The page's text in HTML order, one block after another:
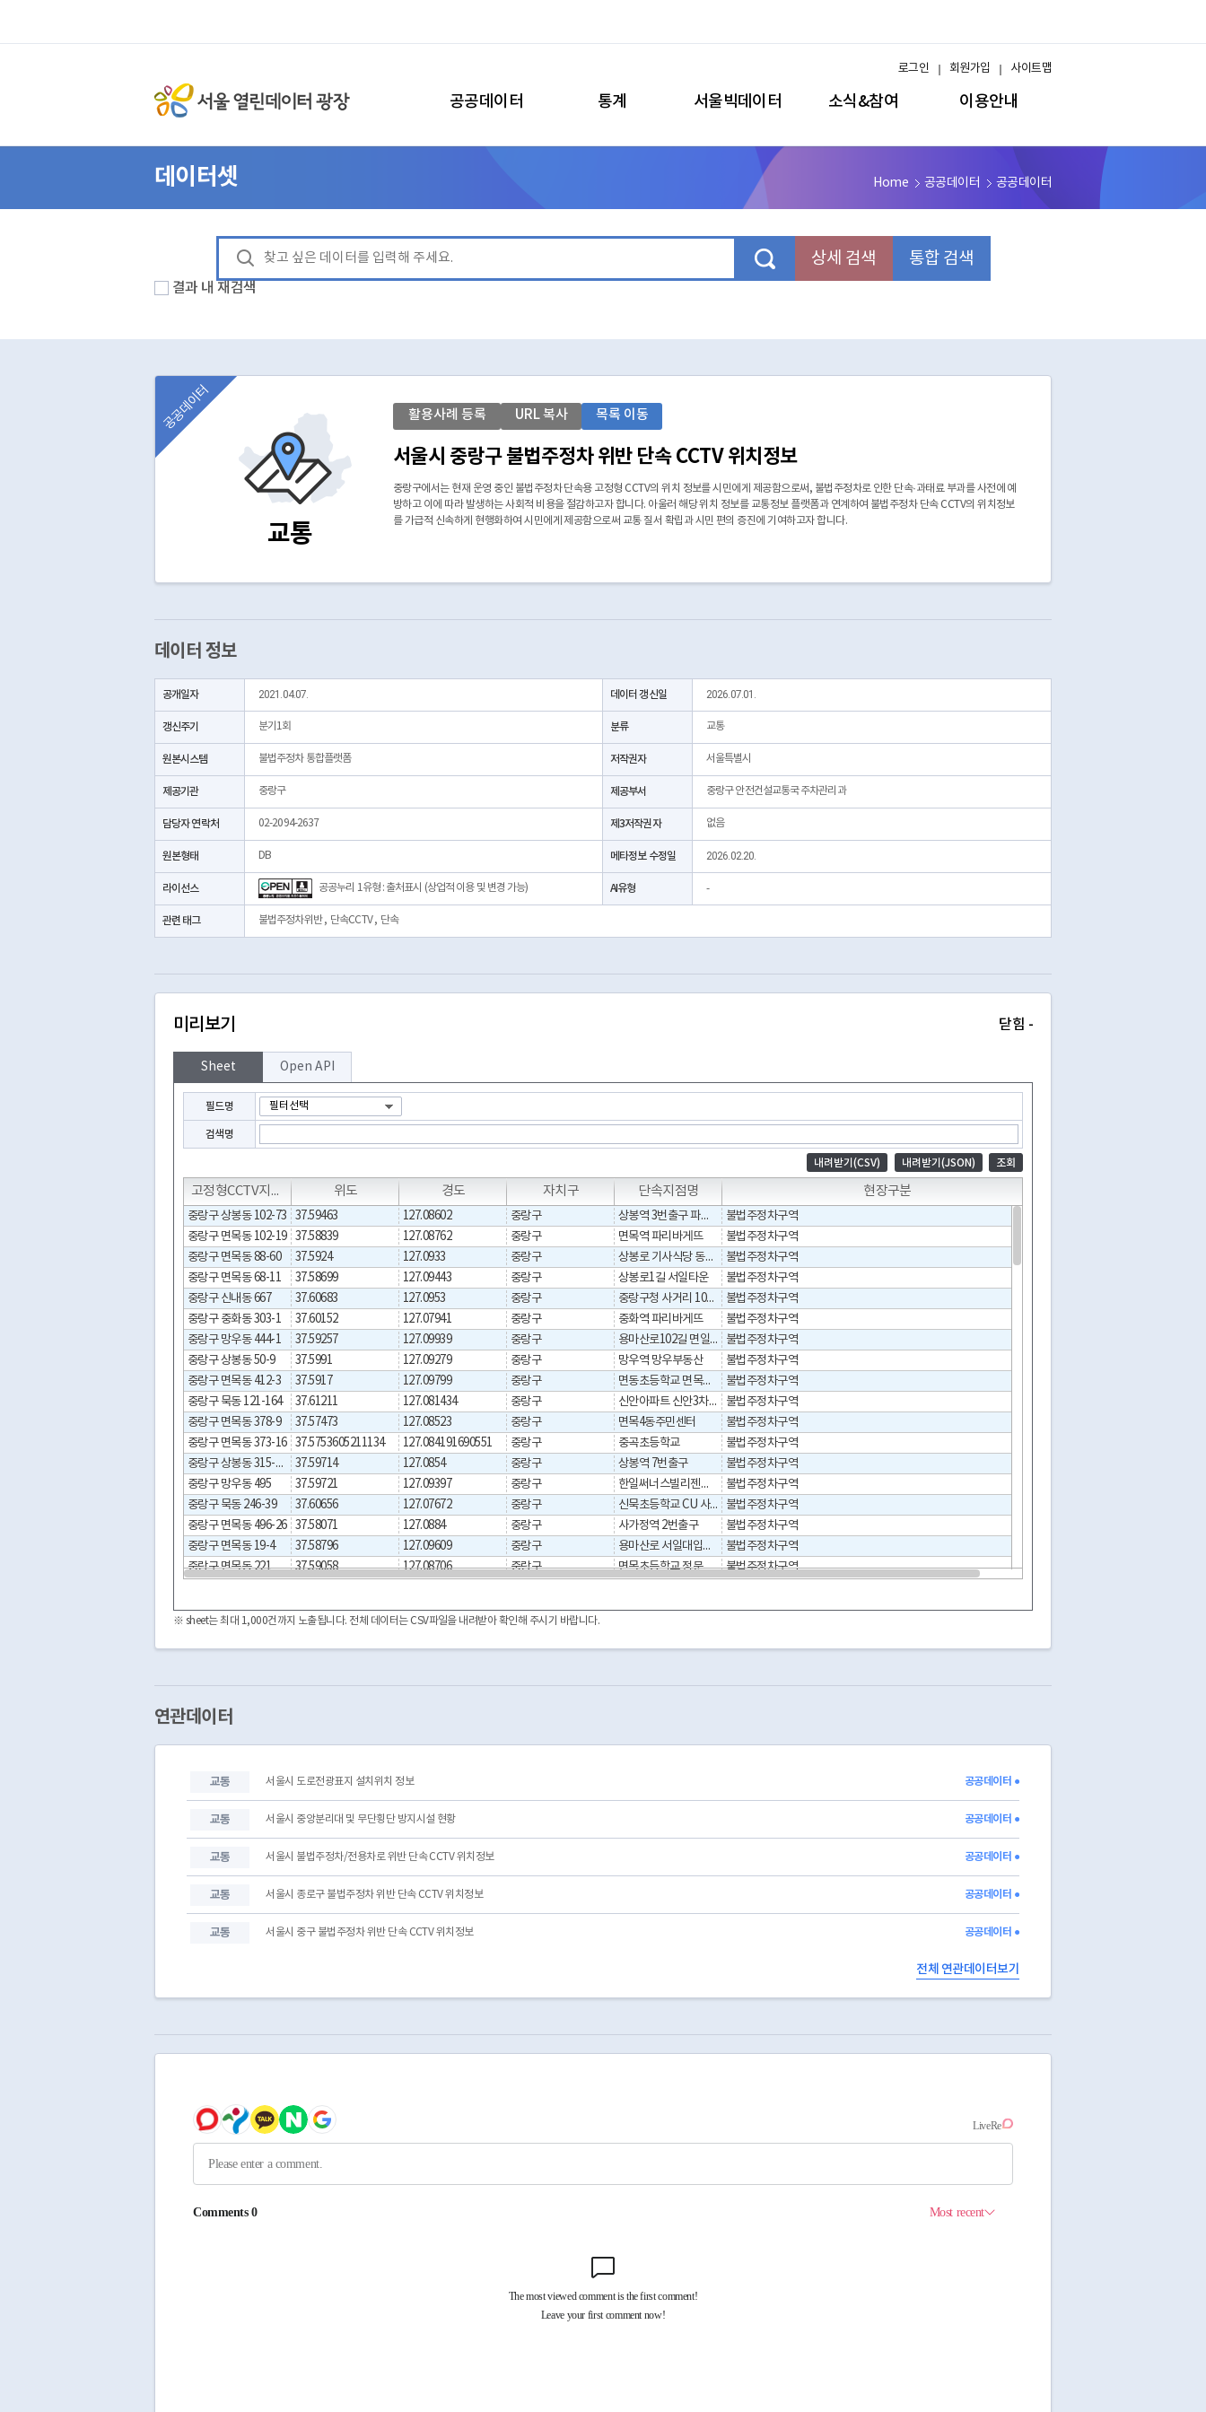
공공데이터 통계 서울빅데이터 소식&참여 이용안내
로그인 회원가입 사이트맵
데이터셋 Home 공공데이터 공공데이터
상세 검색 통합 검색
결과 내 재검색
교통
공공데이터 활용사례 등록 URL 복사 목록 이동
서울시 중랑구 불법주정차 위반 단속 CCTV 위치정보
중랑구에서는 현재 운영 중인 불법주정차 단속용 고정형 CCTV의 위치 정보를 시민에게 제공함으로써, 불법주정차로 인한 단속·과태료 부과를 사전에 예
방하고 이에 따라 발생하는 사회적 비용을 절감하고자 합니다. 아울러 해당 위치 정보를 교통정보 플랫폼과 연계하여 불법주정차 단속 CCTV의 위치정보
를 가급적 신속하게 현행화하여 시민에게 제공함으로써 교통 질서 확립과 시민 편의 증진에 기여하고자 합니다.
데이터 정보
공개일자 2021.04.07. 데이터 갱신일 2026.07.01.
갱신주기 분기1회 분류 교통
원본시스템 불법주정차 통합플랫폼 저작권자 서울특별시
제공기관 중랑구 제공부서 중랑구 안전건설교통국 주차관리과
담당자 연락처 02-2094-2637 제3저작권자 없음
원본형태 DB 메타정보 수정일 2026.02.20.
라이선스 공공누리 1유형 : 출처표시 (상업적 이용 및 변경 가능) AI유형 -
관련 태그 불법주정차위반, 단속CCTV, 단속
미리보기 닫힘 -
Sheet Open API
필드명
검색명
내려받기(CSV) 내려받기(JSON) 조회
고정형CCTV지번주소 위도 경도 자치구 단속지점명 현장구분
중랑구 상봉동 102-73 37.59463 127.08602 중랑구 상봉역 3번출구 파리바게뜨
불법주정차구역
중랑구 면목동 102-19 37.58839 127.08762 중랑구 면목역 파리바게뜨
불법주정차구역
중랑구 면목동 88-60
37.5924 127.0933 중랑구 상봉로 기사식당 동방빌딩
불법주정차구역
중랑구 면목동 68-11
37.58699 127.09443 중랑구 상봉로1길 서일타운
불법주정차구역
중랑구 신내동 667
37.60683 127.0953 중랑구 중랑구청 사거리 1001안경
불법주정차구역
중랑구 중화동 303-1
37.60152 127.07941 중랑구 중화역 파리바게뜨
불법주정차구역
중랑구 망우동 444-1
37.59257 127.09939 중랑구 용마산로102길 면일초등학교 뒷길
불법주정차구역
중랑구 상봉동 50-9
37.5991 127.09279 중랑구 망우역 망우부동산
불법주정차구역
중랑구 면목동 412-3
37.5917 127.09799 중랑구 면동초등학교 면목의원 앞
불법주정차구역
중랑구 묵동 121-164
37.61211 127.081434 중랑구 신안아파트 신안3차아파트 정문
불법주정차구역
중랑구 면목동 378-9
37.57473 127.08523 중랑구 면목4동주민센터
불법주정차구역
중랑구 면목동 373-16 37.5753605211134 127.084191690551 중랑구 중곡초등학교
불법주정차구역
중랑구 상봉동 315-103
37.59714 127.0854 중랑구 상봉역 7번출구
불법주정차구역
중랑구 망우동 495
37.59721 127.09397 중랑구 한일써너스빌리젠시 2단지
불법주정차구역
중랑구 묵동 246-39
37.60656 127.07672 중랑구 신묵초등학교 CU 사거리
불법주정차구역
중랑구 면목동 496-26 37.58071 127.0884 중랑구 사가정역 2번출구
불법주정차구역
중랑구 면목동 19-4
37.58796 127.09609 중랑구 용마산로 서일대입구(아이꿈터 구서일화방)
불법주정차구역
중랑구 면목동 221
37.59058 127.08706 중랑구 면목초등학교 정문
불법주정차구역
중랑구 신내동 531
37.602399 127.093903 중랑구 중화초등학교
불법주정차구역
중랑구 망우동 406-27
37.59451 127.10181 중랑구
중랑구 묵동 164-4
37.61468 127.07747 중랑구 묵동자이아파트1단지 주차장 입구
불법주정차구역
중랑구 신내동 407-26
37.607437056829006 127.09670169587339 중랑구 국민은행 신내동 지점
불법주정차구역
중랑구 면목동 192-1
중랑구 중화동 208-4
37.594593 127.075521
중랑구 신내동 561
37.60455 127.09537
※ sheet는 최대 1,000건까지 노출됩니다. 전체 데이터는 CSV파일을 내려받아 확인해 주시기 바랍니다.
연관데이터
교통 서울시 도로전광표지 설치위치 정보 공공데이터 ●
교통 서울시 중앙분리대 및 무단횡단 방지시설 현황 공공데이터 ●
교통 서울시 불법주정차/전용차로 위반 단속 CCTV 위치정보 공공데이터 ●
교통 서울시 종로구 불법주정차 위반 단속 CCTV 위치정보 공공데이터 ●
교통 서울시 중구 불법주정차 위반 단속 CCTV 위치정보 공공데이터 ●
전체 연관데이터보기